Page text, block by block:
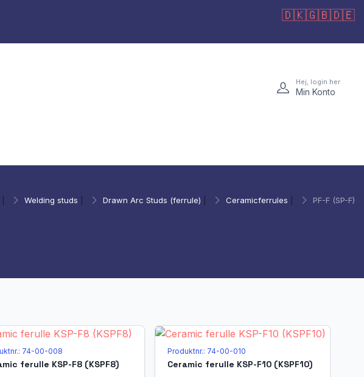
🇩🇰🇬🇧🇩🇪
Hej, login her
Min Konto
Welding studs Drawn Arc Studs (ferrule) Ceramicferrules PF-F (SP-F)
74-00-008
ferulle KSP-F8 (KSPF8)
Produktnr.: 74-00-010
Ceramic ferulle KSP-F10 (KSPF10)